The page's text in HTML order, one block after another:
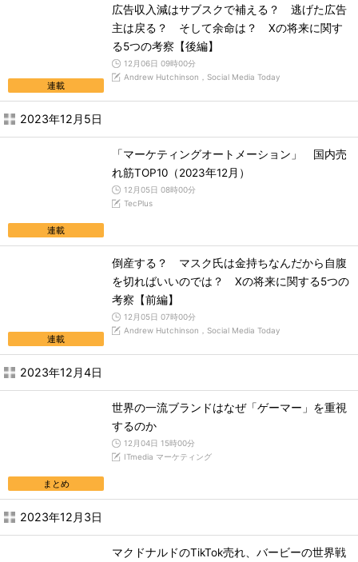
連載
広告収入減はサブスクで補える？ 逃げた広告
主は戻る？ そして余命は？ Xの将来に関す
る5つの考察【後編】
12月06日 09時00分
Andrew Hutchinson，Social Media Today
2023年12月5日
連載
「マーケティングオートメーション」 国内売
れ筋TOP10（2023年12月）
12月05日 08時00分
TecPlus
連載
倒産する？ マスク氏は金持ちなんだから自腹
を切ればいいのでは？ Xの将来に関する5つの
考察【前編】
12月05日 07時00分
Andrew Hutchinson，Social Media Today
2023年12月4日
まとめ
世界の一流ブランドはなぜ「ゲーマー」を重視
するのか
12月04日 15時00分
ITmedia マーケティング
2023年12月3日
マクドナルドのTikTok売れ、バービーの世界戦